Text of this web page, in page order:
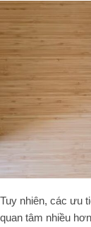
Tuy nhiên, các ưu
quan tâm nhiều